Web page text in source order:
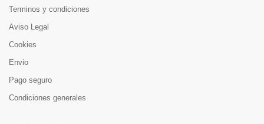
Terminos y condiciones
Aviso Legal
Cookies
Envio
Pago seguro
Condiciones generales